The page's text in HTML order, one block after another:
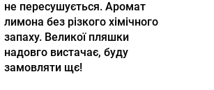
не пересушується. Аромат
лимона без різкого хімічного
запаху. Великої пляшки
надовго вистачає, буду
замовляти щє!